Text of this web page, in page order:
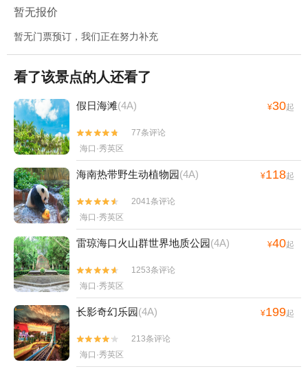
暂无报价
暂无门票预订，我们正在努力补充
看了该景点的人还看了
假日海滩(4A) ¥30起


77条评论
海口·秀英区
海南热带野生动植物园(4A) ¥118起


2041条评论
海口·秀英区
雷琼海口火山群世界地质公园(4A) ¥40起


1253条评论
海口·秀英区
长影奇幻乐园(4A) ¥199起


213条评论
海口·秀英区